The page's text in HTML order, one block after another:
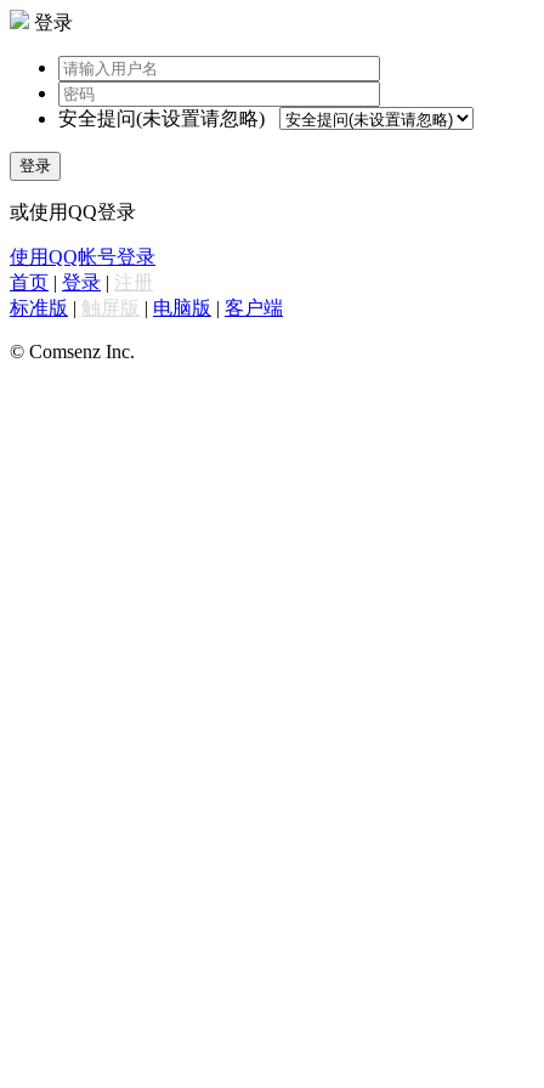
登录
安全提问(未设置请忽略)
登录
或使用QQ登录
使用QQ帐号登录
首页 | 登录 | 注册
标准版 | 触屏版 | 电脑版 | 客户端
© Comsenz Inc.